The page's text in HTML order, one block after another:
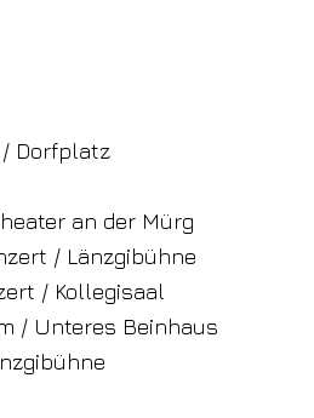
/ Dorfplatz
an der Mürg
/ Länzgibühne
/ Kollegisaal
/ Unteres Beinhaus